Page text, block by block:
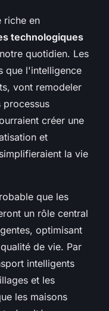
riche en
technologiques
quotidien. Les
que l'intelligence
vont remodeler
processus
créer une
et
la vie
que les
un rôle central
optimisant
de vie. Par
intelligents
et les
les maisons